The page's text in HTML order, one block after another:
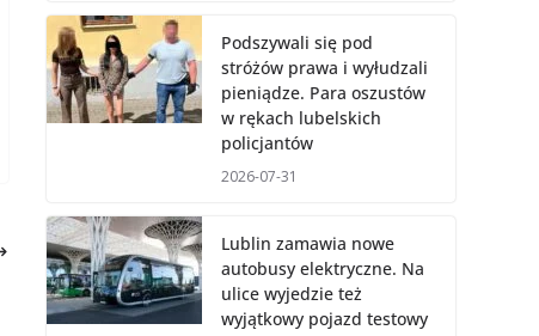
Podszywali się pod
stróżów prawa i wyłudzali
pieniądze. Para oszustów
w rękach lubelskich
policjantów
2026-07-31
Lublin zamawia nowe
autobusy elektryczne. Na
ulice wyjedzie też
wyjątkowy pojazd testowy